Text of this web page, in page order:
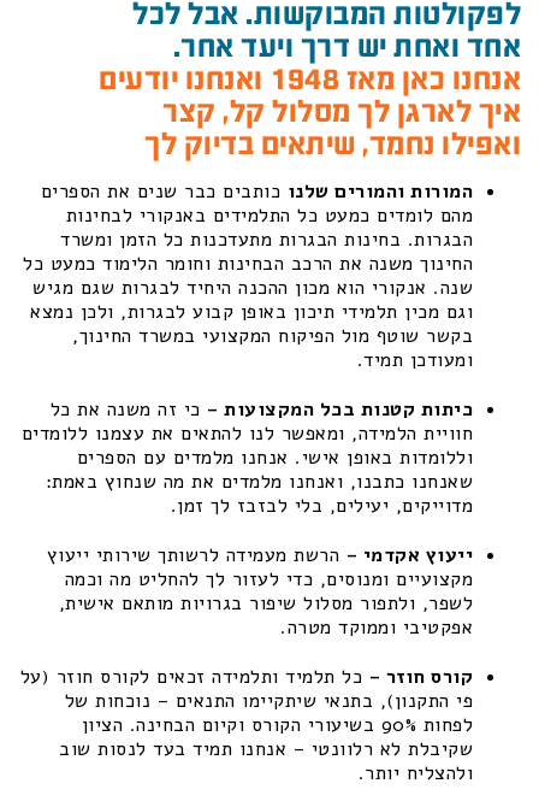
לפקולטות המבוקשות. אבל לכל
אחד ואחת יש דרך ויעד אחר.
אנחנו כאן מאז 1948 ואנחנו יודעים
איך לארגן לך מסלול קל, קצר
ואפילו נחמד, שיתאים בדיוק לך
המורות והמורים שלנו כותבים כבר שנים את הספרים
מהם לומדים כמעט כל התלמידים באנקורי לבחינות
הבגרות. בחינות הבגרות מתעדכנות כל הזמן ומשרד
החינוך משנה את הרכב הבחינות וחומר הלימוד כמעט כל
שנה. אנקורי הוא מכון ההכנה היחיד לבגרות שגם מגיש
וגם מכין תלמידי תיכון באופן קבוע לבגרות, ולכן נמצא
בקשר שוטף מול הפיקוח המקצועי במשרד החינוך,
ומעודכן תמיד.
כיתות קטנות בכל המקצועות – כי זה משנה את כל
חוויית הלמידה, ומאפשר לנו להתאים את עצמנו ללומדים
וללומדות באופן אישי. אנחנו מלמדים עם הספרים
שאנחנו כתבנו, ואנחנו מלמדים את מה שנחוץ באמת:
מדוייקים, יעילים, בלי לבזבז לך זמן.
ייעוץ אקדמי – הרשת מעמידה לרשותך שירותי ייעוץ
מקצועיים ומנוסים, כדי לעזור לך להחליט מה וכמה
לשפר, ולתפור מסלול שיפור בגרויות מותאם אישית,
אפקטיבי וממוקד מטרה.
קורס חוזר – כל תלמיד ותלמידה זכאים לקורס חוזר (על
פי התקנון), בתנאי שיתקיימו התנאים – נוכחות של
לפחות 90% בשיעורי הקורס וקיום הבחינה. הציון
שקיבלת לא רלוונטי – אנחנו תמיד בעד לנסות שוב
ולהצליח יותר.